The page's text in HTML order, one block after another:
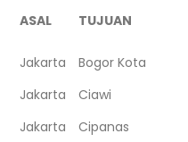
ASAL TUJUAN
Jakarta
Bogor Kota
Jakarta
Ciawi
Jakarta
Cipanas